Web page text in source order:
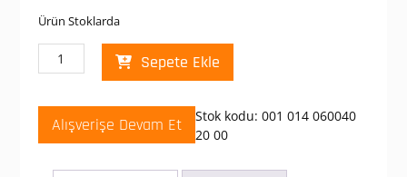
Ürün Stoklarda
Mutlusan
60X40
Kablo
Kanalı
adet
Sepete Ekle
Alışverişe Devam Et Stok kodu: 001 014 060040
20 00